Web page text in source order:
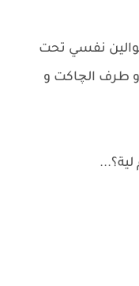
نفسي تحت
طرف الچاكت و